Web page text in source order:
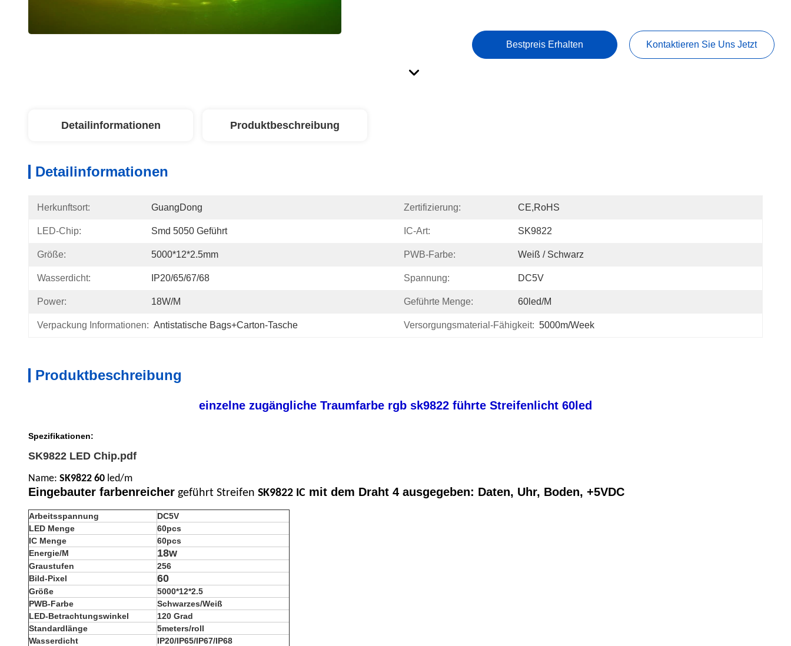
Bestpreis Erhalten Kontaktieren Sie Uns Jetzt
Detailinformationen Produktbeschreibung
Detailinformationen
Herkunftsort: GuangDong Zertifizierung: CE,RoHS
LED-Chip: Smd 5050 Geführt IC-Art: SK9822
Größe: 5000*12*2.5mm PWB-Farbe: Weiß / Schwarz
Wasserdicht: IP20/65/67/68 Spannung: DC5V
Power: 18W/M Geführte Menge: 60led/m
Verpackung Informationen: Antistatische Bags+carton-Tasche Versorgungsmaterial-Fähigkeit: 5000m/week
Produktbeschreibung
einzelne zugängliche Traumfarbe rgb sk9822 führte Streifenlicht 60led
Spezifikationen:
SK9822 LED Chip.pdf
Name: SK9822 60 led/m
Eingebauter farbenreicher geführt Streifen SK9822 IC mit dem Draht 4 ausgegeben: Daten, Uhr, Boden, +5VDC
Arbeitsspannung
DC5V
LED Menge
60pcs
IC Menge
60pcs
Energie/M
18w
Graustufen
256
Bild-Pixel
60
Größe
5000*12*2.5
PWB-Farbe
Schwarzes/Weiß
LED-Betrachtungswinkel
120 Grad
Standardlänge
5meters/roll
Wasserdicht
IP20/IP65/IP67/IP68